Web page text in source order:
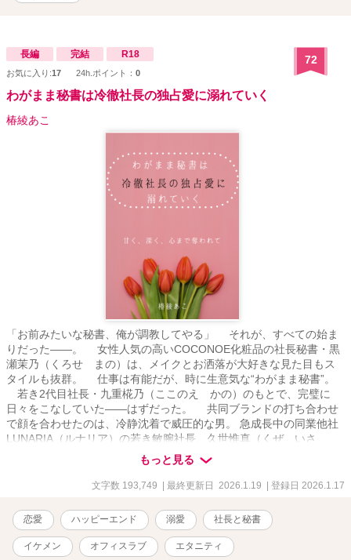
長編 完結 R18
お気に入り:17 24h.ポイント： 0
72
わがまま秘書は冷徹社長の独占愛に溺れていく
椿綾あこ
「お前みたいな秘書、俺が調教してやる」 それが、すべての始ま
りだった――。 女性人気の高いCOCONOE化粧品の社長秘書・黒
瀬茉乃（くろせ まの）は、メイクとお洒落が大好きな見た目もス
タイルも抜群。 仕事は有能だが、時に生意気な“わがまま秘書”。
若き2代目社長・九重椛乃（ここのえ かの）のもとで、完璧に
日々をこなしていた――はずだった。 共同ブランドの打ち合わせ
で顔を合わせたのは、冷静沈着で威圧的な男。 急成長中の同業他社
LUNARIA（ルナリア）の若き敏腕社長、久世惟真（くぜ いさ
ま）。 「君のような『わがまま』な秘書がどうして九重社長の秘書
を務めてるんだ？」 「そのご自慢の身体でも使って秘書にでもなっ
たのか？」 挑発的な言葉に、思わず返した売り言葉。 「そこまで
まさか、あの冷徹社長が本気で乗ってくるなんて――。 始まりは、
一方的な関係。 なのにその手が、声が、視線が、心の奥をほどいて
いく。 わがままな秘書と冷徹な社長。 甘く危険なオフィスラブが、
もっと見る
文字数 193,749 | 最終更新日 2026.1.19 | 登録日 2026.1.17
恋愛 ハッピーエンド 溺愛 社長と秘書
イケメン オフィスラブ エタニティ